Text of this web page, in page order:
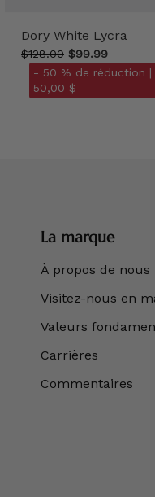
Dory White Lycra
$128.00 $99.99
- 50 % de réduction |
50,00 $
La marque
À propos de nous
Visitez-nous en
Valeurs
Carrières
Commentaires